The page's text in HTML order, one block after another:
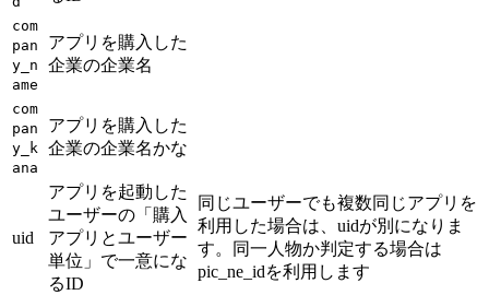
com
pan
y_n
ame
アプリを購入した
企業の企業名
com
pan
y_k
ana
アプリを購入した
企業の企業名かな
uid
アプリを起動した
ユーザーの「購入
アプリとユーザー
単位」で一意にな
るID
同じユーザーでも複数同じアプリを
利用した場合は、uidが別になりま
す。同一人物か判定する場合は
pic_ne_idを利用します